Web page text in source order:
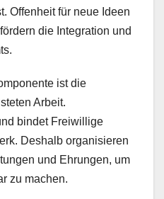
Offenheit für neue Ideen
die Integration und
ist die
Arbeit.
bindet Freiwillige
Deshalb organisieren
und Ehrungen, um
zu machen.